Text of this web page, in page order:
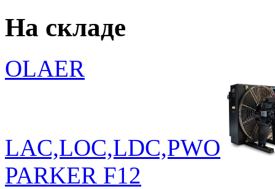
На складе
OLAER
LAC,LOC,LDC,PWO
PARKER F12